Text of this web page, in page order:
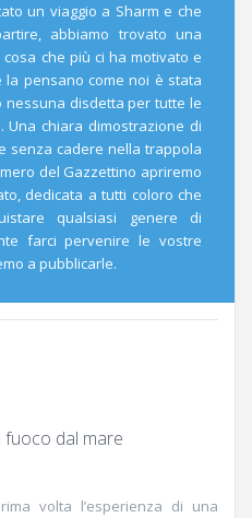
un viaggio a Sharm e che
abbiamo trovato una
che più ci ha motivato e
pensano come noi è stata
disdetta per tutte le
Una chiara dimostrazione di
senza cadere nella trappola
del Gazzettino apriremo
dedicata a tutti coloro che
qualsiasi genere di
farci pervenire le vostre
a pubblicarle.
fuoco dal mare
volta l’esperienza di una